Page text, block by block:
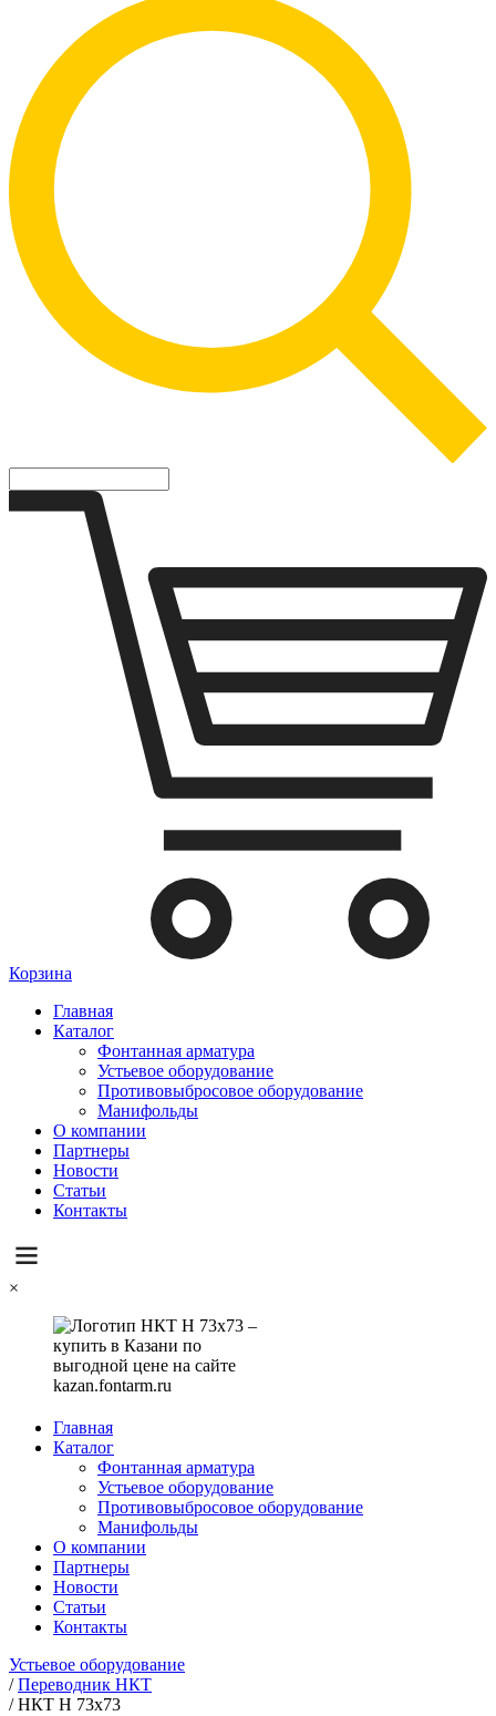
Корзина
Главная
Каталог
Фонтанная арматура
Устьевое оборудование
Противовыбросовое оборудование
Манифольды
О компании
Партнеры
Новости
Статьи
Контакты
×
Главная
Каталог
Фонтанная арматура
Устьевое оборудование
Противовыбросовое оборудование
Манифольды
О компании
Партнеры
Новости
Статьи
Контакты
Устьевое оборудование
/Переводник НКТ
/НКТ Н 73х73